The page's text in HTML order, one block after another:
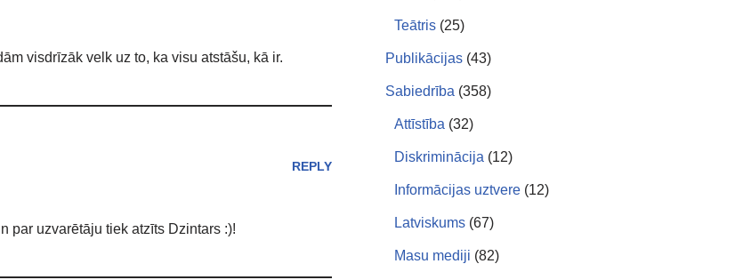
visdrīzāk velk uz to, ka visu atstāšu, kā ir.
REPLY
par uzvarētāju tiek atzīts Dzintars :)!
Teātris (25)
Publikācijas (43)
Sabiedrība (358)
Attīstība (32)
Diskriminācija (12)
Informācijas uztvere (12)
Latviskums (67)
Masu mediji (82)